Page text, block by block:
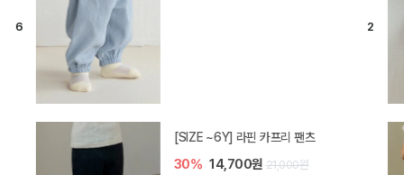
[SIZE ~6Y] 라핀 카프리 팬츠
30% 14,700원 21,000원